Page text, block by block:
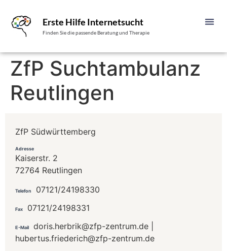
Erste Hilfe Internetsucht
Finden Sie die passende Beratung und Therapie
ZfP Suchtambulanz
Reutlingen
ZfP Südwürttemberg
Adresse
Kaiserstr. 2
72764 Reutlingen
Telefon 07121/24198330
Fax 07121/24198331
E-Mail
doris.herbrik@zfp-zentrum.de |
hubertus.friederich@zfp-zentrum.de